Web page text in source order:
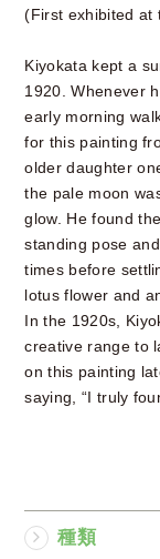
(First exhibited at
Kiyokata kept a
1920. Whenever
early morning
for this painting
older daughter
the pale moon
glow. He found
standing pose
times before
lotus flower and
In the 1920s,
creative range to
on this painting
saying, “I truly
種類